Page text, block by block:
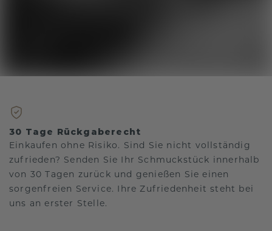
30 Tage Rückgaberecht
Einkaufen ohne Risiko. Sind Sie nicht vollständig
zufrieden? Senden Sie Ihr Schmuckstück innerhalb
von 30 Tagen zurück und genießen Sie einen
sorgenfreien Service. Ihre Zufriedenheit steht bei
uns an erster Stelle.